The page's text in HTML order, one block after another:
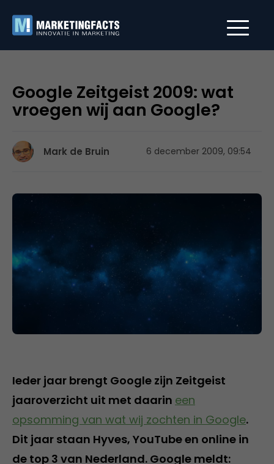
Google Zeitgeist 2009: wat
vroegen wij aan Google?
Mark de Bruin 6 december 2009, 09:54
Ieder jaar brengt Google zijn Zeitgeist
jaaroverzicht uit met daarin een
opsomming van wat wij zochten in Google.
Dit jaar staan Hyves, YouTube en online in
de top 3 van Nederland. Google meldt: